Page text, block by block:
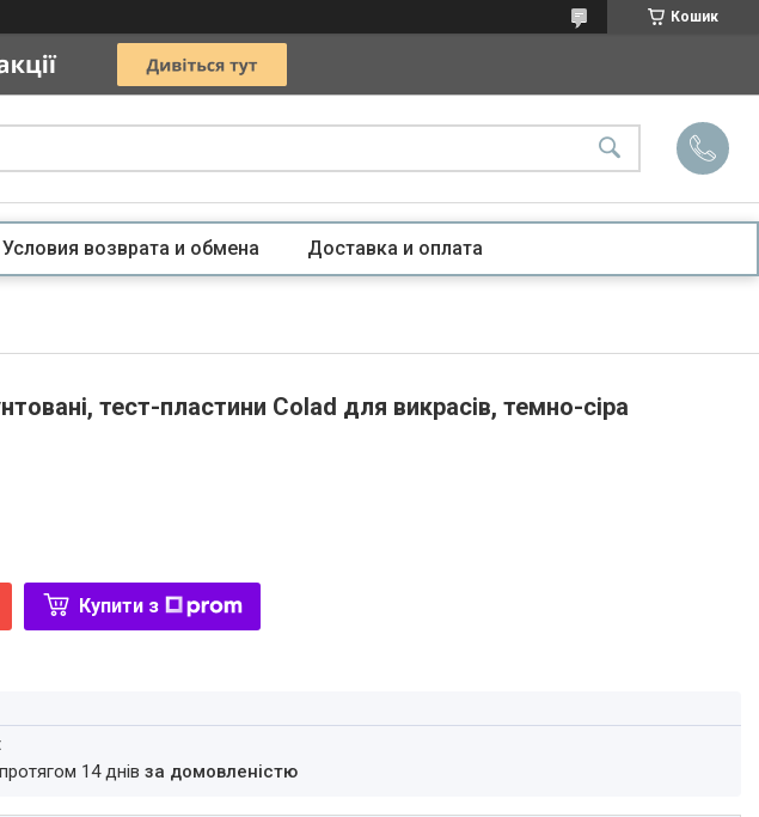
Кошик
Условия возврата и обмена Доставка и оплата
тест-пластини Colad для викрасів, темно-сіра
Купити з
14 днівза домовленістю